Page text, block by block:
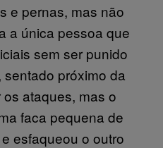
e pernas, mas não
a única pessoa que
sem ser punido
próximo da
ataques, mas o
faca pequena de
esfaqueou o outro